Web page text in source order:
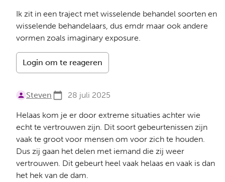
Ik zit in een traject met wisselende behandel soorten en
wisselende behandelaars, dus emdr maar ook andere
vormen zoals imaginary exposure.
Login om te reageren
Steven 28 juli 2025
Helaas kom je er door extreme situaties achter wie
echt te vertrouwen zijn. Dit soort gebeurtenissen zijn
vaak te groot voor mensen om voor zich te houden.
Dus zij gaan het delen met iemand die zij weer
vertrouwen. Dit gebeurt heel vaak helaas en vaak is dan
het hek van de dam.